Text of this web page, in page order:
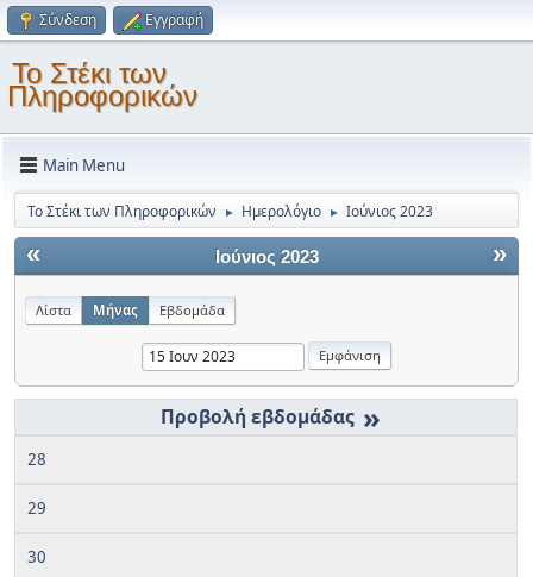
Σύνδεση Εγγραφή
Το Στέκι των
Πληροφορικών
Main Menu
Το Στέκι των Πληροφορικών ► Ημερολόγιο ► Ιούνιος 2023
« »
Ιούνιος 2023
Λίστα Μήνας Εβδομάδα
»
28
29
30